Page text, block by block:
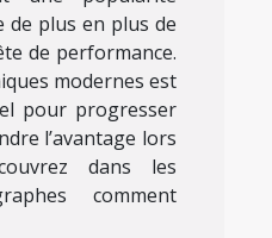
plus en plus de
de performance.
modernes est
pour progresser
l’avantage lors
dans les
comment